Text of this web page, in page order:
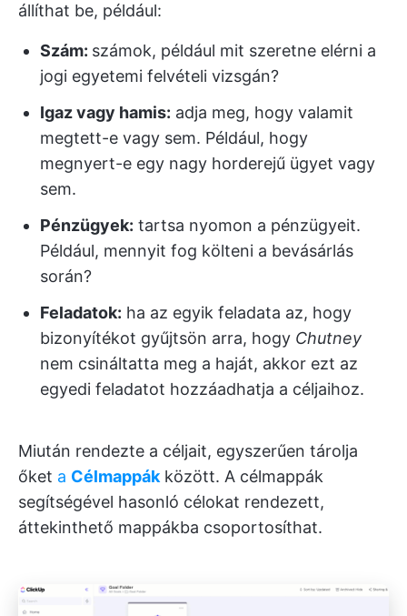
állíthat be, például:
Szám: számok, például mit szeretne elérni a
jogi egyetemi felvételi vizsgán?
Igaz vagy hamis: adja meg, hogy valamit
megtett-e vagy sem. Például, hogy
megnyert-e egy nagy horderejű ügyet vagy
sem.
Pénzügyek: tartsa nyomon a pénzügyeit.
Például, mennyit fog költeni a bevásárlás
során?
Feladatok: ha az egyik feladata az, hogy
bizonyítékot gyűjtsön arra, hogy Chutney
nem csináltatta meg a haját, akkor ezt az
egyedi feladatot hozzáadhatja a céljaihoz.
Miután rendezte a céljait, egyszerűen tárolja
őket a Célmappákközött. A célmappák
segítségével hasonló célokat rendezett,
áttekinthető mappákba csoportosíthat.